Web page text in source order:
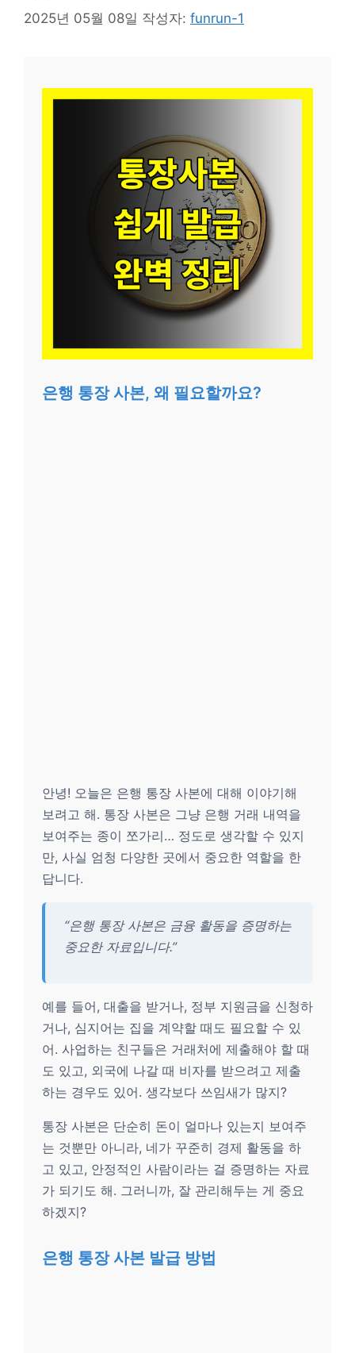
2025년 05월 08일 작성자: funrun-1
은행 통장 사본, 왜 필요할까요?
안녕! 오늘은 은행 통장 사본에 대해 이야기해
보려고 해. 통장 사본은 그냥 은행 거래 내역을
보여주는 종이 쪼가리… 정도로 생각할 수 있지
만, 사실 엄청 다양한 곳에서 중요한 역할을 한
답니다.
“은행 통장 사본은 금융 활동을 증명하는
중요한 자료입니다.”
예를 들어, 대출을 받거나, 정부 지원금을 신청하
거나, 심지어는 집을 계약할 때도 필요할 수 있
어. 사업하는 친구들은 거래처에 제출해야 할 때
도 있고, 외국에 나갈 때 비자를 받으려고 제출
하는 경우도 있어. 생각보다 쓰임새가 많지?
통장 사본은 단순히 돈이 얼마나 있는지 보여주
는 것뿐만 아니라, 네가 꾸준히 경제 활동을 하
고 있고, 안정적인 사람이라는 걸 증명하는 자료
가 되기도 해. 그러니까, 잘 관리해두는 게 중요
하겠지?
은행 통장 사본 발급 방법